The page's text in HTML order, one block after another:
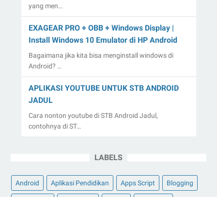
yang men…
EXAGEAR PRO + OBB + Windows Display |
Install Windows 10 Emulator di HP Android
Bagaimana jika kita bisa menginstall windows di
Android? …
APLIKASI YOUTUBE UNTUK STB ANDROID
JADUL
Cara nonton youtube di STB Android Jadul,
contohnya di ST…
LABELS
Android Aplikasi Pendidikan Apps Script Blogging